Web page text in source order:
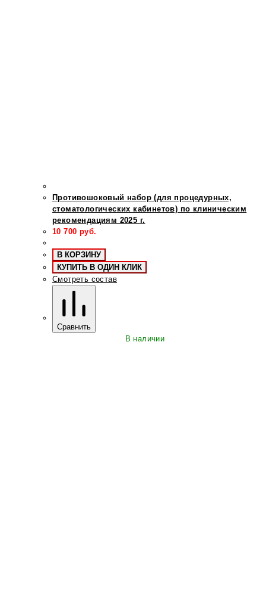
Противошоковый набор (для процедурных,
стоматологических кабинетов) по клиническим
рекомендациям 2025 г.
10 700 руб.
В КОРЗИНУ
КУПИТЬ В ОДИН КЛИК
Смотреть состав
Сравнить
В наличии